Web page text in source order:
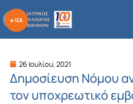
στο
περιεχόμενο
26 Ιουλίου, 2021
Δημοσίευση Νόμου
τον υποχρεωτικό